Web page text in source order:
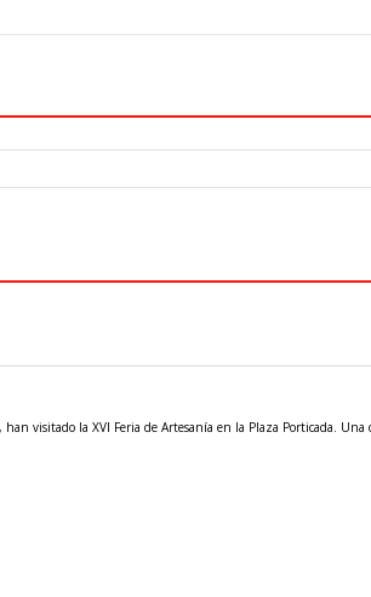
visitado la XVI Feria de Artesanía en la Plaza Porticada.